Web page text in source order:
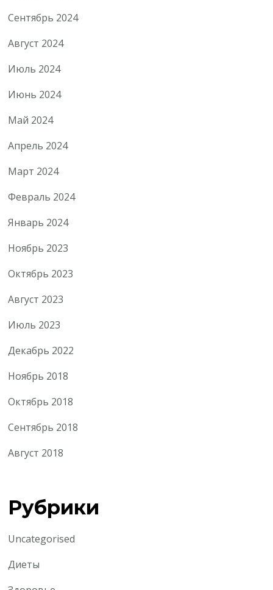
Сентябрь 2024
Август 2024
Июль 2024
Июнь 2024
Май 2024
Апрель 2024
Март 2024
Февраль 2024
Январь 2024
Ноябрь 2023
Октябрь 2023
Август 2023
Июль 2023
Декабрь 2022
Ноябрь 2018
Октябрь 2018
Сентябрь 2018
Август 2018
Рубрики
Uncategorised
Диеты